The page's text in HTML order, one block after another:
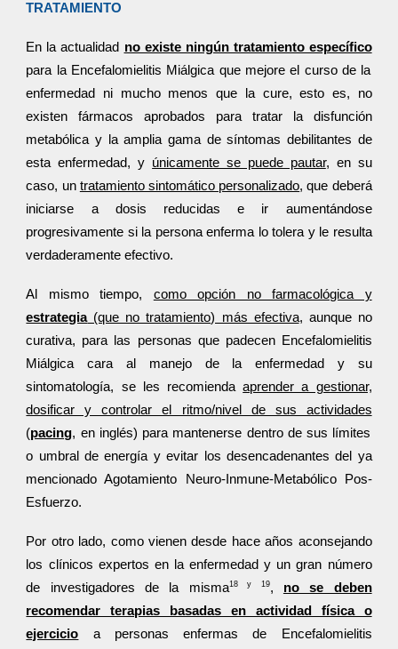
TRATAMIENTO
En la actualidad no existe ningún tratamiento específico
para la Encefalomielitis Miálgica que mejore el curso de la
enfermedad ni mucho menos que la cure, esto es, no
existen fármacos aprobados para tratar la disfunción
metabólica y la amplia gama de síntomas debilitantes de
esta enfermedad, y únicamente se puede pautar, en su
caso, un tratamiento sintomático personalizado, que deberá
iniciarse a dosis reducidas e ir aumentándose
progresivamente si la persona enferma lo tolera y le resulta
verdaderamente efectivo.
Al mismo tiempo, como opción no farmacológica y
estrategia(que no tratamiento) más efectiva, aunque no
curativa, para las personas que padecen Encefalomielitis
Miálgica cara al manejo de la enfermedad y su
sintomatología, se les recomiendaaprender a gestionar,
dosificar y controlar el ritmo/nivel de sus actividades
(pacing, en inglés) para mantenerse dentro de sus límites
o umbral de energía y evitar los desencadenantes del ya
mencionado Agotamiento Neuro-Inmune-Metabólico Pos-
Esfuerzo.
Por otro lado, como vienen desde hace años aconsejando
los clínicos expertos en la enfermedad y un gran número
de investigadores de la misma18 y 19, no se deben
recomendar terapias basadas en actividad física o
ejercicio a personas enfermas de Encefalomielitis